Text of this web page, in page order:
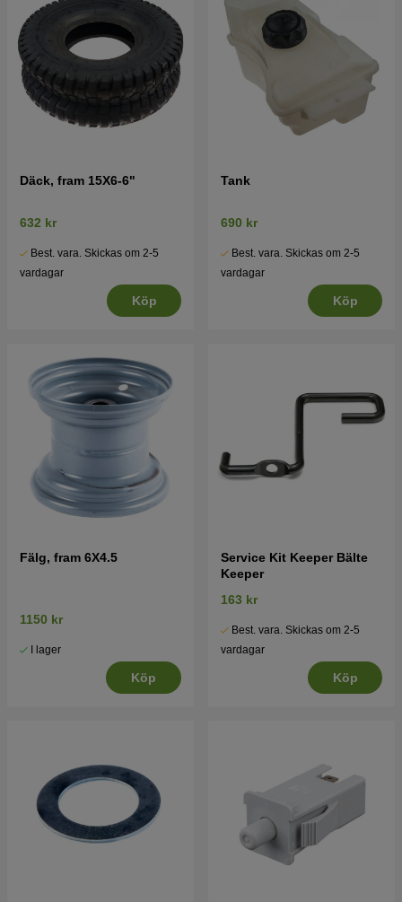
Däck, fram 15X6-6"
632 kr
Best. vara. Skickas om 2-5
vardagar
Köp
Tank
690 kr
Best. vara. Skickas om 2-5
vardagar
Köp
Fälg, fram 6X4.5
1150 kr
I lager
Köp
Service Kit Keeper Bälte
Keeper
163 kr
Best. vara. Skickas om 2-5
vardagar
Köp